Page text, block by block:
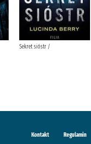
Sekret sióstr /
Kontakt Regulamin